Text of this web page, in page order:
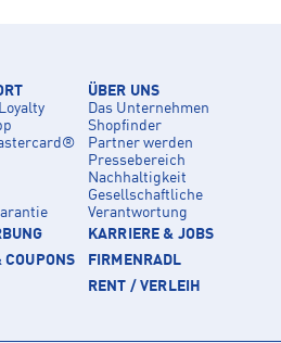
COUPONS
ÜBER UNS
Das Unternehmen
Shopfinder
Partner werden
Pressebereich
Nachhaltigkeit
Gesellschaftliche
Verantwortung
KARRIERE & JOBS
FIRMENRADL
RENT / VERLEIH